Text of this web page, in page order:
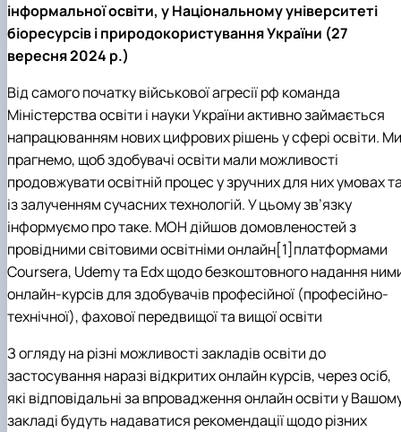
інформальної освіти, у Національному університеті
біоресурсів і природокористування України (27
вересня 2024 р.)
Від самого початку військової агресії рф команда
Міністерства освіти і науки України активно займається
напрацюванням нових цифрових рішень у сфері освіти. Ми
прагнемо, щоб здобувачі освіти мали можливості
продовжувати освітній процес у зручних для них умовах
із залученням сучасних технологій. У цьому зв’язку
інформуємо про таке. МОН дійшов домовленостей з
провідними світовими освітніми онлайн[1]платформами
Coursera, Udemy та Edx щодо безкоштовного надання
онлайн-курсів для здобувачів професійної (професійно-
технічної), фахової передвищої та вищої освіти
З огляду на різні можливості закладів освіти до
застосування наразі відкритих онлайн курсів, через осіб,
які відповідальні за впровадження онлайн освіти у
закладі будуть надаватися рекомендації щодо різних